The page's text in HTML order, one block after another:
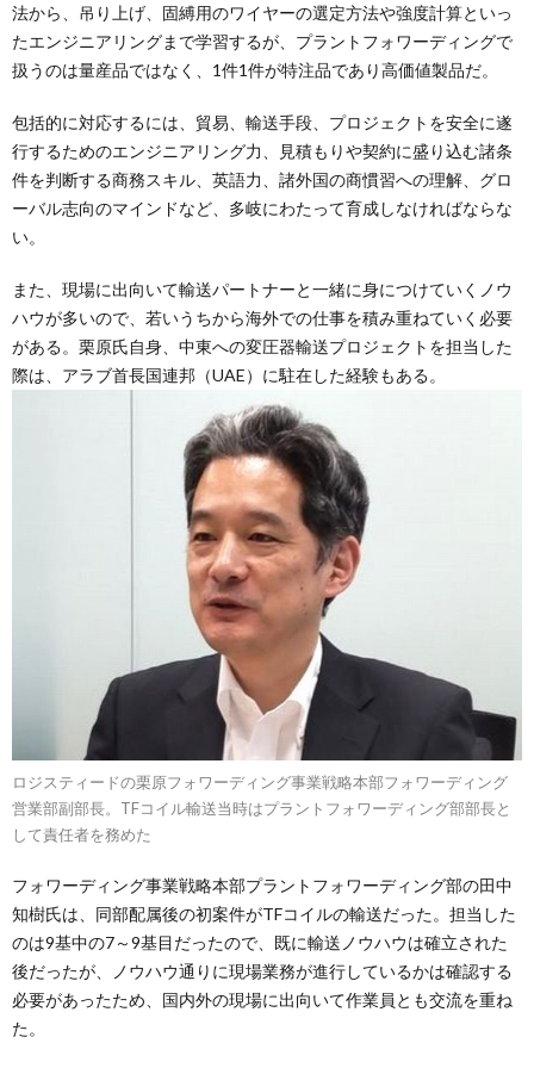
法から、吊り上げ、固縛用のワイヤーの選定方法や強度計算といっ
たエンジニアリングまで学習するが、プラントフォワーディングで
扱うのは量産品ではなく、1件1件が特注品であり高価値製品だ。
包括的に対応するには、貿易、輸送手段、プロジェクトを安全に遂
行するためのエンジニアリング力、見積もりや契約に盛り込む諸条
件を判断する商務スキル、英語力、諸外国の商慣習への理解、グロ
ーバル志向のマインドなど、多岐にわたって育成しなければならな
い。
また、現場に出向いて輸送パートナーと一緒に身につけていくノウ
ハウが多いので、若いうちから海外での仕事を積み重ねていく必要
がある。栗原氏自身、中東への変圧器輸送プロジェクトを担当した
際は、アラブ首長国連邦（UAE）に駐在した経験もある。
ロジスティードの栗原フォワーディング事業戦略本部フォワーディング
営業部副部長。TFコイル輸送当時はプラントフォワーディング部部長と
して責任者を務めた
フォワーディング事業戦略本部プラントフォワーディング部の田中
知樹氏は、同部配属後の初案件がTFコイルの輸送だった。担当した
のは9基中の7～9基目だったので、既に輸送ノウハウは確立された
後だったが、ノウハウ通りに現場業務が進行しているかは確認する
必要があったため、国内外の現場に出向いて作業員とも交流を重ね
た。